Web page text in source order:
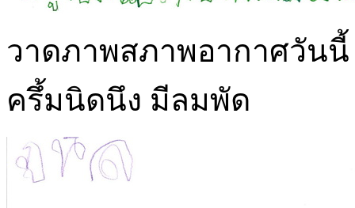
วาดภาพสภาพอากาศวัน
ครึ้มนิดนึง มีลมพัด